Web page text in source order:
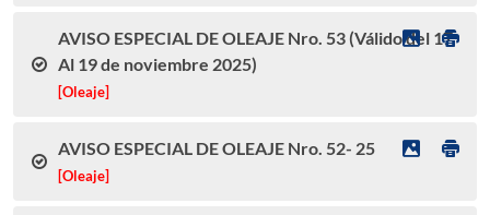
AVISO ESPECIAL DE OLEAJE Nro. 53 (Válido del 17
Al 19 de noviembre 2025)
[Oleaje]
AVISO ESPECIAL DE OLEAJE Nro. 52- 25
[Oleaje]